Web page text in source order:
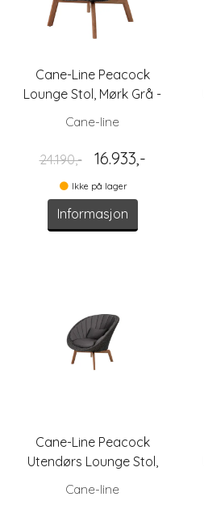
Cane-Line Peacock
Lounge Stol, Mørk Grå -
Cane-line
24.190,- 16.933,-
Ikke på lager
Informasjon
Cane-Line Peacock
Utendørs Lounge Stol,
Cane-line